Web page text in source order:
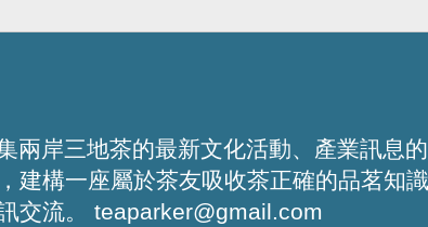
兩岸三地茶的最新文化活動、產業訊息
建構一座屬於茶友吸收茶正確的品茗知
交流。 teaparker@gmail.com